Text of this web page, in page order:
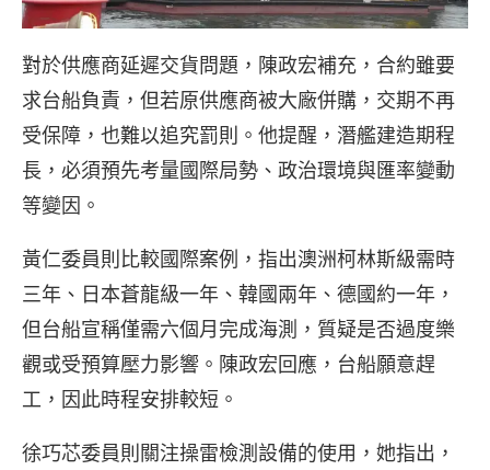
對於供應商延遲交貨問題，陳政宏補充，合約雖要
求台船負責，但若原供應商被大廠併購，交期不再
受保障，也難以追究罰則。他提醒，潛艦建造期程
長，必須預先考量國際局勢、政治環境與匯率變動
等變因。
黃仁委員則比較國際案例，指出澳洲柯林斯級需時
三年、日本蒼龍級一年、韓國兩年、德國約一年，
但台船宣稱僅需六個月完成海測，質疑是否過度樂
觀或受預算壓力影響。陳政宏回應，台船願意趕
工，因此時程安排較短。
徐巧芯委員則關注操雷檢測設備的使用，她指出，